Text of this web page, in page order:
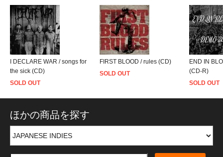
I DECLARE WAR / songs for
the sick (CD)
SOLD OUT
FIRST BLOOD / rules (CD)
SOLD OUT
END IN
(CD-R)
SOLD OUT
ほかの商品を探す